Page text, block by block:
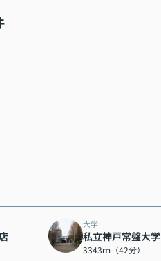
大学
私立神戸常盤大学
3343ｍ（42分）